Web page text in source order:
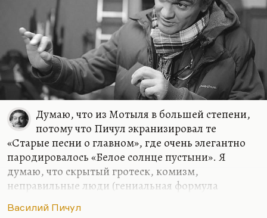
Думаю, что из Мотыля в большей степени,
потому что Пичул экранизировал те
«Старые песни о главном», где очень элегантно
пародировалось «Белое солнце пустыни». Я
думаю, что скрытый гротеск, комизм,
неправильные люди (гениальная формула
неправильные фильмы про неправильных людей для
Василий Пичул